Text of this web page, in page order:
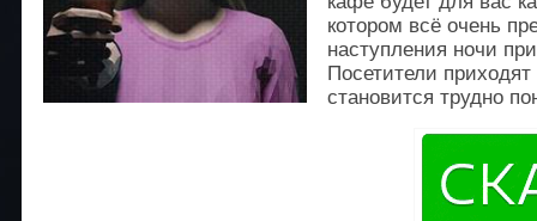
котором всё очень
наступления ночи
Посетители
становится трудно